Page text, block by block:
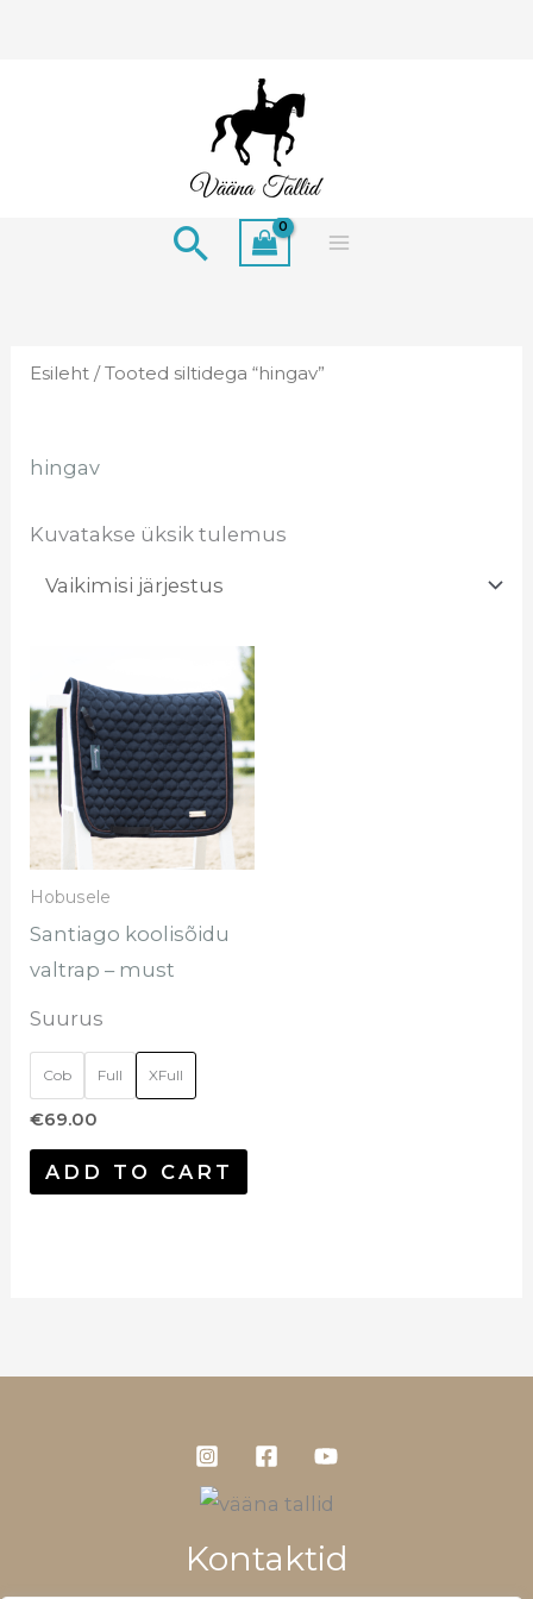
Search
Esileht / Tooted siltidega “hingav”
hingav
Kuvatakse üksik tulemus
Hobusele
Santiago koolisõidu
valtrap – must
Suurus
Cob Full XFull
€69.00
ADD TO CART
Sellel
tootel
on
mitu
varianti.
Valikuid
saab
Kontaktid